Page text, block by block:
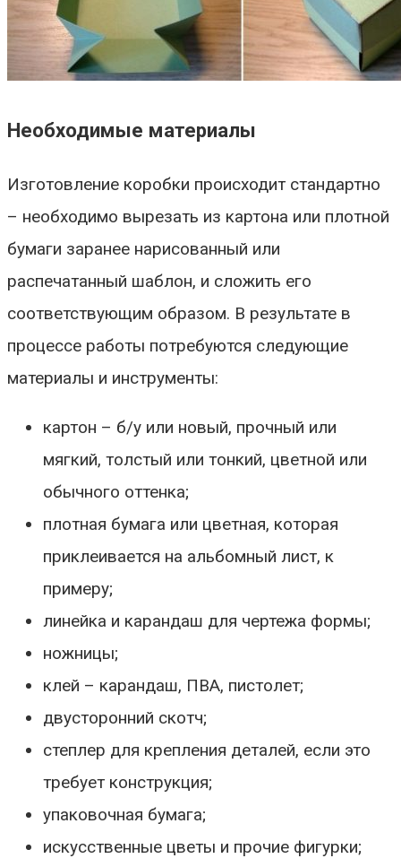
Необходимые материалы
Изготовление коробки происходит стандартно
– необходимо вырезать из картона или плотной
бумаги заранее нарисованный или
распечатанный шаблон, и сложить его
соответствующим образом. В результате в
процессе работы потребуются следующие
материалы и инструменты:
картон – б/у или новый, прочный или
мягкий, толстый или тонкий, цветной или
обычного оттенка;
плотная бумага или цветная, которая
приклеивается на альбомный лист, к
примеру;
линейка и карандаш для чертежа формы;
ножницы;
клей – карандаш, ПВА, пистолет;
двусторонний скотч;
степлер для крепления деталей, если это
требует конструкция;
упаковочная бумага;
искусственные цветы и прочие фигурки;